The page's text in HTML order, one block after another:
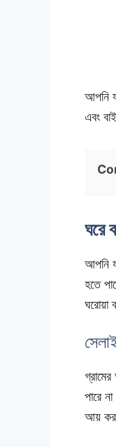
আপনি
এবং
ঘরে
আপনি
হতে
ঘরোয়া
পারে
আয়